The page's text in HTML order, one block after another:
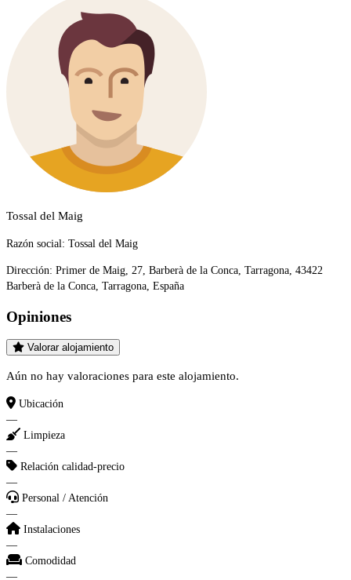
Tossal del Maig
Razón social: Tossal del Maig
Dirección: Primer de Maig, 27, Barberà de la Conca, Tarragona, 43422
Barberà de la Conca, Tarragona, España
Opiniones
Valorar alojamiento
Aún no hay valoraciones para este alojamiento.
Ubicación
—
Limpieza
—
Relación calidad-precio
—
Personal / Atención
—
Instalaciones
—
Comodidad
—